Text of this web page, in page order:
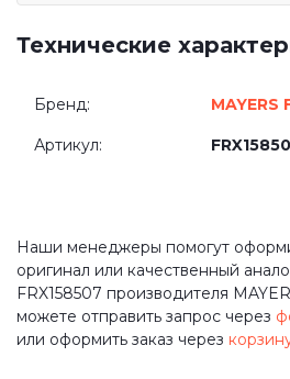
Технические
Бренд: MAYERS
Артикул:
Наши менеджеры помогут
оригинал или качественный
FRX158507 производителя
можете отправить запрос через
или оформить заказ через